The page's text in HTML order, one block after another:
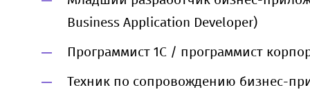
Business Application Developer)
Программист 1С / программист
Техник по сопровождению бизнес-